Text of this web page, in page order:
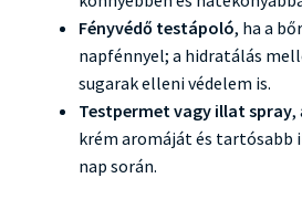
Fényvédő testápoló, ha a
napfénnyel; a hidratálás
sugarak elleni védelem is.
Testpermet vagy illat spray,
krém aromáját és tartósabb
nap során.